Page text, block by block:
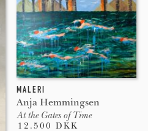
MALERI
Anja Hemmingsen
At the Gates of Time
12.500 DKK